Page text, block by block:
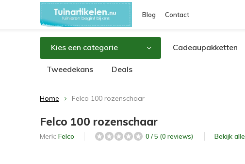
Blog Contact
Kies een categorie Cadeaupakketten
Tweedekans Deals
Home Felco 100 rozenschaar
Felco 100 rozenschaar
Merk: Felco 0 / 5 (0 reviews) Bekijk alle